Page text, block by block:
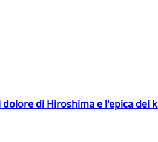
di Hiroshima e l'epica dei